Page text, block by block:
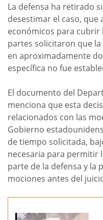
La defensa ha retirado
desestimar el caso, que
económicos para cubrir
partes solicitaron que
en aproximadamente
específica no fue
El documento del
menciona que esta
relacionados con las
Gobierno
de tiempo solicitada,
necesaria para permitir
parte de la defensa y la
mociones antes del